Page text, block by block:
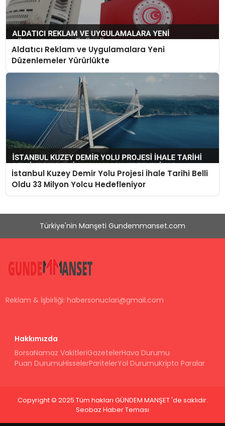
Aldatıcı Reklam ve Uygulamalara Yeni
Düzenlemeler Yürürlükte
İstanbul Kuzey Demir Yolu Projesi İhale Tarihi Belli
Oldu 33 Milyon Yolcu Hedefleniyor
Türkiye'nin Manşeti Gundemmanset.com
Reklam & İşbirliği:habersonuclari@gmail.com
Hakkımızda
BorsaNamaz VakitleriGazetelerHava Durumu
Puan DurumuHisselerParitelerYol DurumuKripto Paralar
Copyright © 2025 Tüm hakları GÜNDEM MANŞET 'de saklıdır.
Seobaz Haber Teması